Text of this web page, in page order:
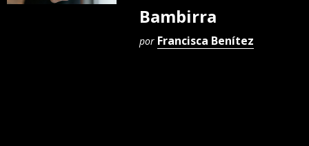
Bambirra
por Francisca Benítez